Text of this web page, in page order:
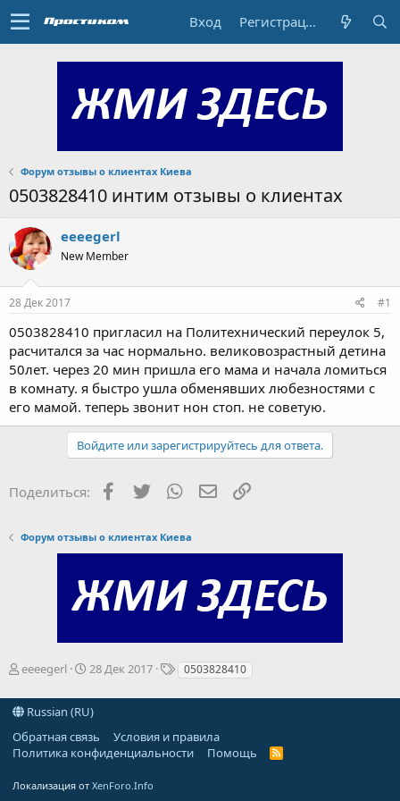
Вход Регистрация
Форум отзывы о клиентах Киева
0503828410 интим отзывы о клиентах
eeeegerl
New Member
28 Дек 2017 #1
0503828410 пригласил на Политехнический переулок 5,
расчитался за час нормально. великовозрастный детина
50лет. через 20 мин пришла его мама и начала ломиться
в комнату. я быстро ушла обменявших любезностями с
его мамой. теперь звонит нон стоп. не советую.
Войдите или зарегистрируйтесь для ответа.
Поделиться: Facebook
TwitterWhatsAppЭлектронная почта
Ссылка
Форум отзывы о клиентах Киева
А
т
о
р
т
м
eeeegerl
Д
т
а
н
а
ч
а
28 Дек 2017
Т
г
0503828410
Russian (RU)
Обратная связь
Условия и правила
Политика конфиденциальности
Помощь
R
Локализация от XenForo.Info